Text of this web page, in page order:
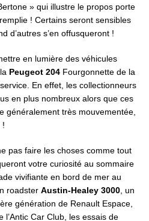
» qui illustre le propos porte
! Certains seront sensibles
d’autres s’en offusqueront !
en lumière des véhicules
Peugeot 204 Fourgonnette de la
En effet, les collectionneurs
en plus nombreux alors que ces
généralement très mouvementée,
!
pas faire les choses comme tout
votre curiosité au sommaire
vivifiante en bord de mer au
roadster Austin-Healey 3000 , un
génération de Renault Espace,
l’Antic Car Club, les essais de